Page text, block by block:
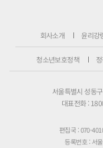
회사소개 윤리강
청소년보호정책
서울특별시 성동
대표전화 :
편집국 : 070-
등록번호 : 서